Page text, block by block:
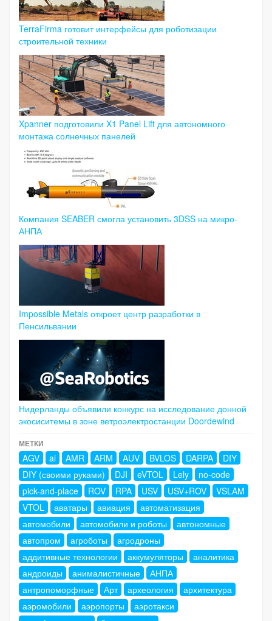
TerraFirma готовит интерфейсы для роботизации
строительной техники
Xpanner подготовили X1 Panel Lift для автономного
монтажа солнечных панелей
Компания SEABER смогла установить 3DSS на микро-
АНПА
Impossible Metals откроет центр разработки в
Пенсильвании
Нидерланды объявили конкурс на исследование донной
экосиситемы в зоне ветроэлектростанции Doordewind
МЕТКИ
AGV ai AMR ARM AUV BVLOS DARPA
DIY
DIY (своими руками)
DJI eVTOL Lely
no-code
pick-and-place
ROV RPA USV USV+ROV
VSLAM
VTOL
аватары авиация
автоматизация
автомобили
автомобили и роботы
автономные
автопром
агроботы
агродроны
аддитивные технологии
аккумуляторы
аналитика
андроиды
анималистичные
АНПА
антропоморфные
Арт археология
архитектура
аэромобили
аэропорты
аэротакси